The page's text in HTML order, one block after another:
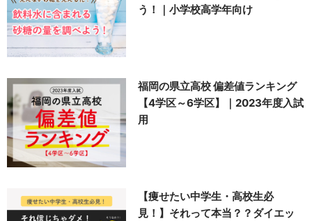
う！｜小学校高学年向け
福岡の県立高校 偏差値ランキング
【4学区～6学区】｜2023年度入試
用
【痩せたい中学生・高校生必
見！】それって本当？？ダイエッ